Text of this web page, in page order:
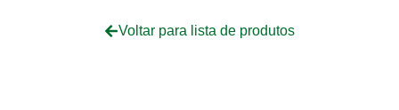
Voltar para lista de produtos